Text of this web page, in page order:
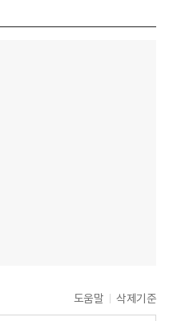
도움말 삭제기준